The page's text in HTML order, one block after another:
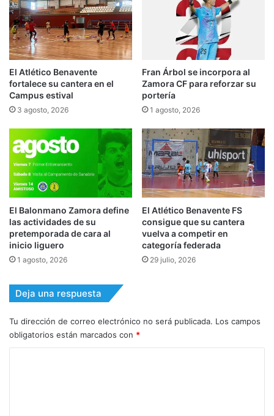
El Atlético Benavente
fortalece su cantera en el
Campus estival
3 agosto, 2026
Fran Árbol se incorpora al
Zamora CF para reforzar su
portería
1 agosto, 2026
El Balonmano Zamora define
las actividades de su
pretemporada de cara al
inicio liguero
1 agosto, 2026
El Atlético Benavente FS
consigue que su cantera
vuelva a competir en
categoría federada
29 julio, 2026
Deja una respuesta
Tu dirección de correo electrónico no será publicada. Los campos
obligatorios están marcados con *